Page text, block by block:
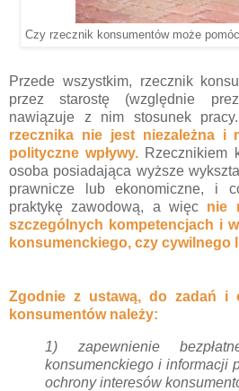
Czy rzecznik konsumentów może
Przede wszystkim, rzecznik
przez starostę (względnie
nawiązuje z nim stosunek
rzecznika nie jest niezależna i
polityczne wpływy. Rzecznikiem
osoba posiadająca wyższe
prawnicze lub ekonomiczne, i
praktykę zawodową, a więc nie
szczególnych kompetencjach i
konsumenckiego, czy cywilnego
Zgodnie z ustawą, do zadań i
konsumentów należy:
1) zapewnienie
konsumenckiego i informacji
ochrony interesów